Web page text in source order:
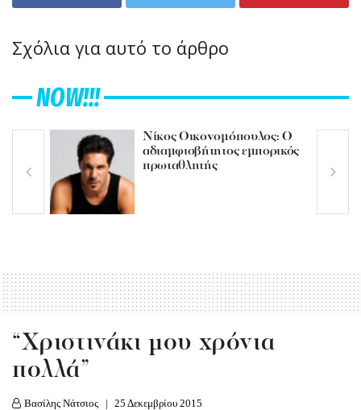
Σχόλια για αυτό το άρθρο
NOW!!!
Νίκος Οικονομόπουλος: Ο
αδιαμφισβήτητος εμπορικός
πρωταθλητής
“Χριστινάκι μου χρόνια
πολλά”
Βασίλης Νάτσιος 25 Δεκεμβρίου 2015